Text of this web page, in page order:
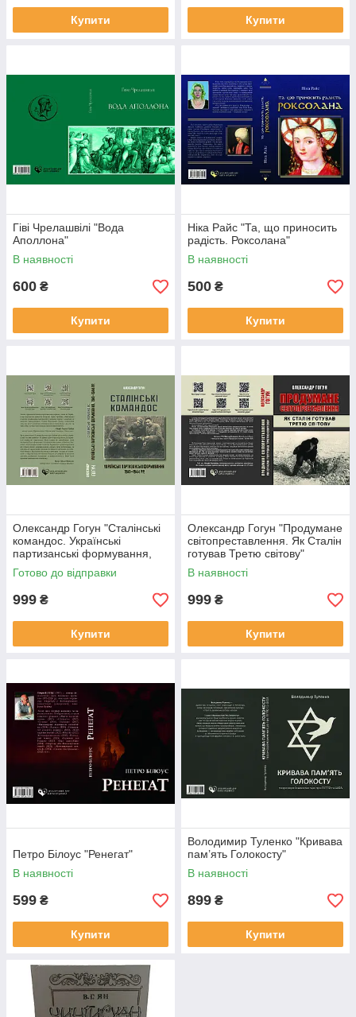
Купити Купити
Гіві Чрелашвілі "Вода
Аполлона"
В наявності
600 ₴
Купити
Ніка Райс "Та, що приносить
радість. Роксолана"
В наявності
500 ₴
Купити
Олександр Гогун "Сталінські
командос. Українські
партизанські формування,
1941–1944 рр."
Готово до відправки
999 ₴
Купити
Олександр Гогун "Продумане
світопреставлення. Як Сталін
готував Третю світову"
В наявності
999 ₴
Купити
Петро Білоус "Ренегат"
В наявності
599 ₴
Купити
Володимир Туленко "Кривава
пам’ять Голокосту"
В наявності
899 ₴
Купити